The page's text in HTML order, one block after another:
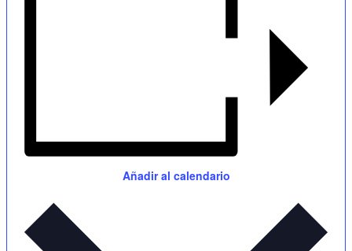
Añadir al calendario